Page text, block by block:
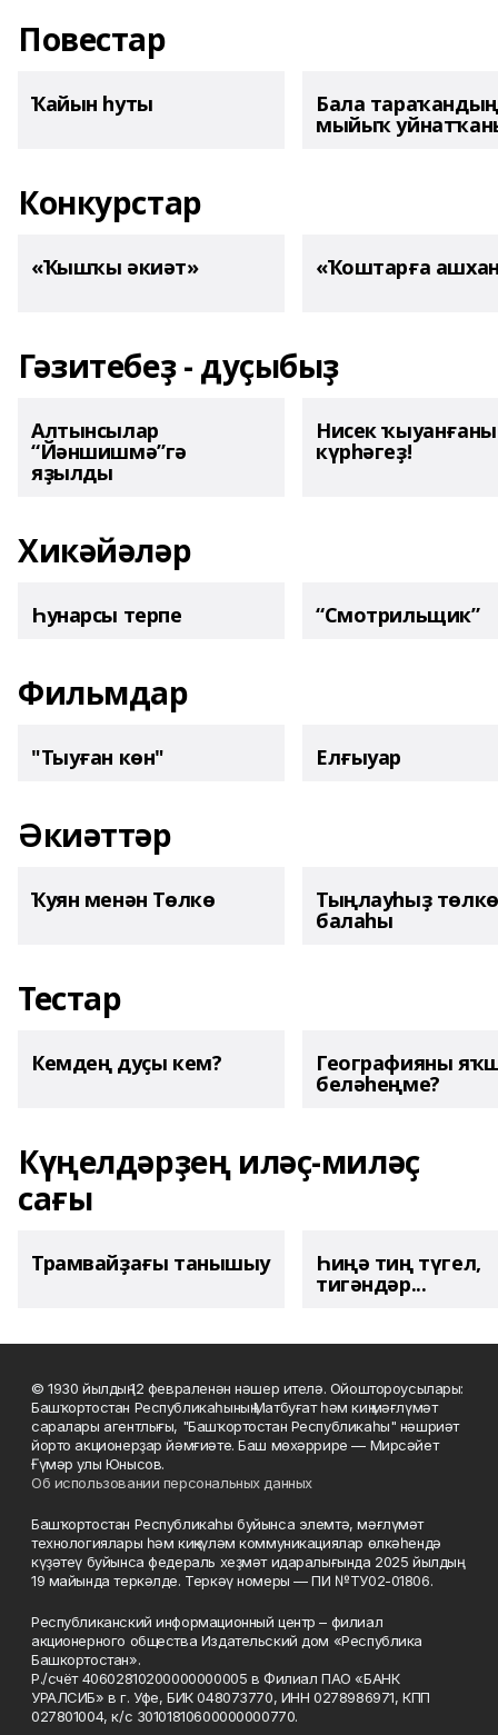
Повестар
Ҡайын һуты Бала тараҡандың
мыйыҡ
Конкурстар
«Ҡышҡы әкиәт» «Ҡоштарға
Гәзитебеҙ - дуҫыбыҙ
Алтынсылар
“Йәншишмә”гә
яҙылды
Нисек
күрһәгеҙ!
Хикәйәләр
Һунарсы терпе “Смотрильщик”
Фильмдар
"Тыуған көн" Елғыуар
Әкиәттәр
Ҡуян менән Төлкө Тыңлауһыҙ төлкө
балаһы
Тестар
Кемдең дуҫы кем? Географияны
беләһеңме?
Күңелдәрҙең иләҫ-миләҫ
сағы
Трамвайҙағы танышыу Һиңә тиң түгел,
тигәндәр...
© 1930 йылдың 12 февраленән нәшер ителә. Ойоштороусылары:
Башҡортостан Республикаһының Матбуғат һәм киң мәғлүмәт
саралары агентлығы, "Башҡортостан Республикаһы" нәшриәт
йорто акционерҙар йәмғиәте. Баш мөхәррире — Мирсәйет
Ғүмәр улы Юнысов.
Об использовании персональных данных
Башҡортостан Республикаһы буйынса элемтә, мәғлүмәт
технологиялары һәм киңкүләм коммуникациялар өлкәһендә
күҙәтеү буйынса федераль хеҙмәт идаралығында 2025 йылдың
19 майында теркәлде. Теркәү номеры — ПИ №ТУ02-01806.
Республиканский информационный центр – филиал
акционерного общества Издательский дом «Республика
Башкортостан».
Р./счёт 40602810200000000005 в Филиал ПАО «БАНК
УРАЛСИБ» в г. Уфе, БИК 048073770, ИНН 0278986971, КПП
027801004, к/с 30101810600000000770.